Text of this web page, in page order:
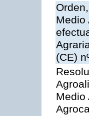
Medio
(CE)
Medio